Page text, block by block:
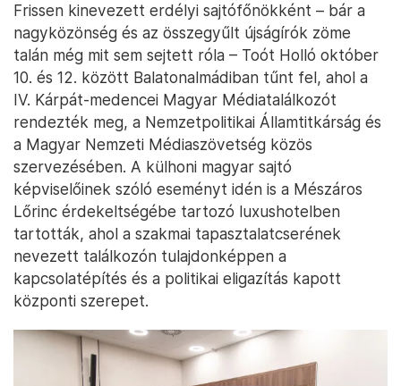
Frissen kinevezett erdélyi sajtófőnökként – bár a
nagyközönség és az összegyűlt újságírók zöme
talán még mit sem sejtett róla – Toót Holló október
10. és 12. között Balatonalmádiban tűnt fel, ahol a
IV. Kárpát-medencei Magyar Médiatalálkozót
rendezték meg, a Nemzetpolitikai Államtitkárság és
a Magyar Nemzeti Médiaszövetség közös
szervezésében. A külhoni magyar sajtó
képviselőinek szóló eseményt idén is a Mészáros
Lőrinc érdekeltségébe tartozó luxushotelben
tartották, ahol a szakmai tapasztalatcserének
nevezett találkozón tulajdonképpen a
kapcsolatépítés és a politikai eligazítás kapott
központi szerepet.